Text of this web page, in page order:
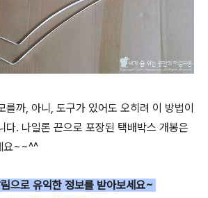
를까, 아니, 도구가 있어도 오히려 이 방법이
다. 나일론 끈으로 포장된 택배박스 개봉은
요~~^^
으로 유익한 정보를 받아보세요~